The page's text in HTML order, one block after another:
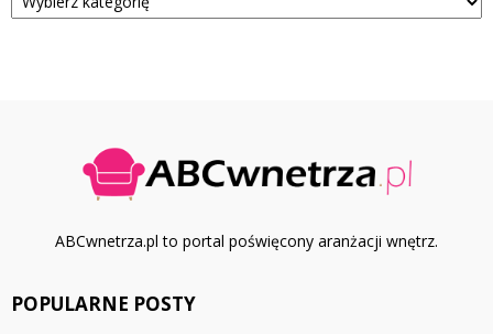
ABCwnetrza.pl to portal poświęcony aranżacji wnętrz.
POPULARNE POSTY